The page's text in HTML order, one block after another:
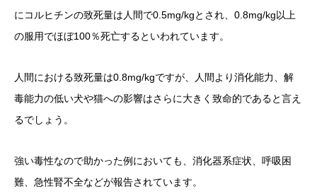
にコルヒチンの致死量は人間で0.5mg/kgとされ、0.8mg/kg以上
の服用でほぼ100％死亡するといわれています。
人間における致死量は0.8mg/kgですが、人間より消化能力、解
毒能力の低い犬や猫への影響はさらに大きく致命的であると言え
るでしょう。
強い毒性なので助かった例においても、消化器系症状、呼吸困
難、急性腎不全などが報告されています。